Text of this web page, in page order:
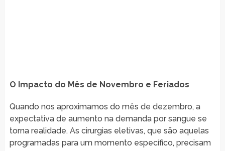
O Impacto do Mês de Novembro e Feriados
Quando nos aproximamos do mês de dezembro, a
expectativa de aumento na demanda por sangue se
torna realidade. As cirurgias eletivas, que são aquelas
programadas para um momento específico, precisam